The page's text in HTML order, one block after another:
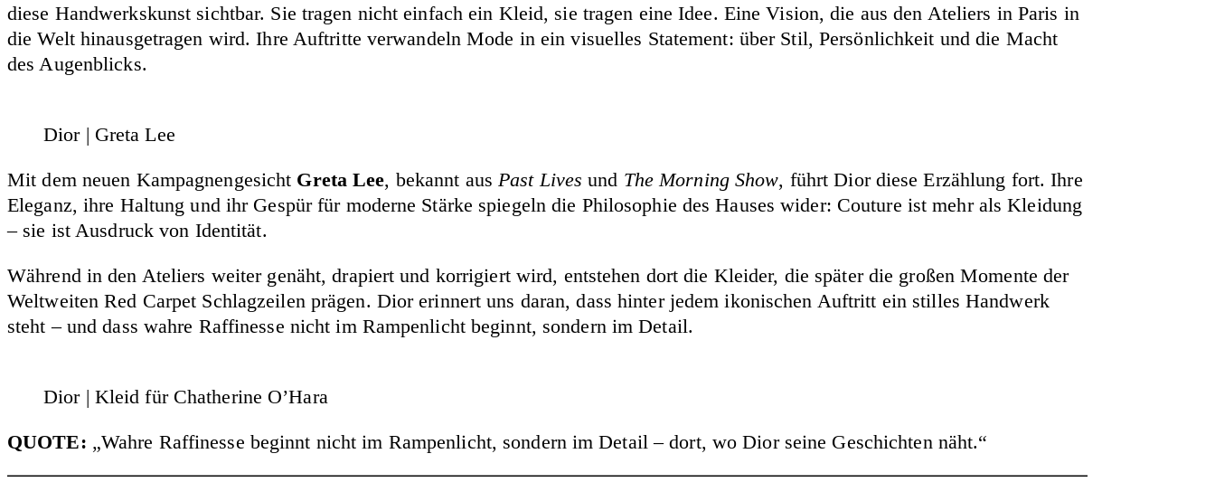
diese Handwerkskunst sichtbar. Sie tragen nicht einfach ein Kleid, sie tragen eine Idee. Eine Vision, die aus den Ateliers in Paris in
die Welt hinausgetragen wird. Ihre Auftritte verwandeln Mode in ein visuelles Statement: über Stil, Persönlichkeit und die Macht
des Augenblicks.
Dior | Greta Lee
Mit dem neuen Kampagnengesicht Greta Lee, bekannt aus Past Lives und The Morning Show, führt Dior diese Erzählung fort. Ihre
Eleganz, ihre Haltung und ihr Gespür für moderne Stärke spiegeln die Philosophie des Hauses wider: Couture ist mehr als Kleidung
– sie ist Ausdruck von Identität.
Während in den Ateliers weiter genäht, drapiert und korrigiert wird, entstehen dort die Kleider, die später die großen Momente der
Weltweiten Red Carpet Schlagzeilen prägen. Dior erinnert uns daran, dass hinter jedem ikonischen Auftritt ein stilles Handwerk
steht – und dass wahre Raffinesse nicht im Rampenlicht beginnt, sondern im Detail.
Dior | Kleid für Chatherine O’Hara
QUOTE: „Wahre Raffinesse beginnt nicht im Rampenlicht, sondern im Detail – dort, wo Dior seine Geschichten näht.“